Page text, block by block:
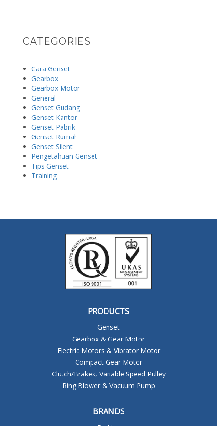
CATEGORIES
Cara Genset
Gearbox
Gearbox Motor
General
Genset Gudang
Genset Kantor
Genset Pabrik
Genset Rumah
Genset Silent
Pengetahuan Genset
Tips Genset
Training
PRODUCTS
Genset
Gearbox & Gear Motor
Electric Motors & Vibrator Motor
Compact Gear Motor
Clutch/Brakes, Variable Speed Pulley
Ring Blower & Vacuum Pump
BRANDS